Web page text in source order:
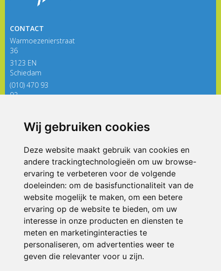
Wij gebruiken cookies
Deze website maakt gebruik van cookies en
andere trackingtechnologieën om uw browse-
ervaring te verbeteren voor de volgende
doeleinden: om de basisfunctionaliteit van de
website mogelijk te maken, om een betere
ervaring op de website te bieden, om uw
interesse in onze producten en diensten te
meten en marketinginteracties te
personaliseren, om advertenties weer te
geven die relevanter voor u zijn.
CONTACT
Warmoezenierstraat
36
3123 EN
Schiedam
(010) 470 93
92
ONDERDEEL VAN
© 2026 De Regenboog | Alle rechten voorbehouden
Privacy policy|Disclaimer| Klachtenregeling|RSIN en Anbi
voorkeuren